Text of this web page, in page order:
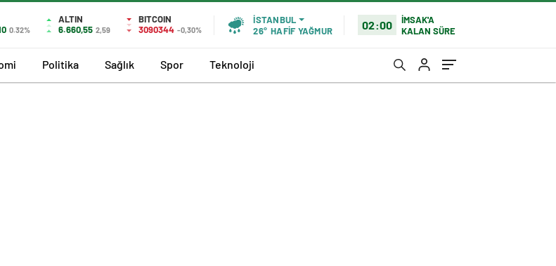
0.32%
ALTIN
6.660,55 2,59
BITCOIN
3090344 -0,30%
İSTANBUL
26° HAFİF YAĞMUR 02:00
İMSAK'A
KALAN SÜRE
Politika Sağlık Spor Teknoloji